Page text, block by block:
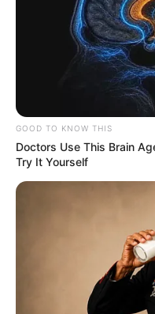
GOOD TO KNOW THIS
Doctors Use This Brain
Try It Yourself